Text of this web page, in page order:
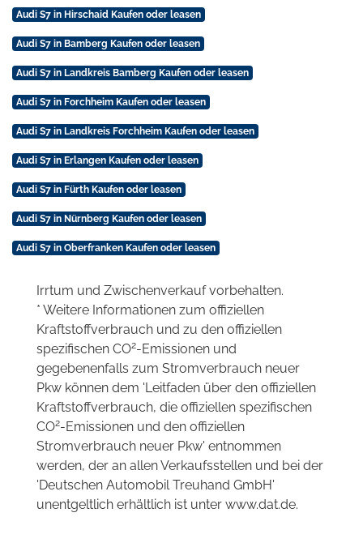
Audi S7 in Hirschaid Kaufen oder leasen
Audi S7 in Bamberg Kaufen oder leasen
Audi S7 in Landkreis Bamberg Kaufen oder leasen
Audi S7 in Forchheim Kaufen oder leasen
Audi S7 in Landkreis Forchheim Kaufen oder leasen
Audi S7 in Erlangen Kaufen oder leasen
Audi S7 in Fürth Kaufen oder leasen
Audi S7 in Nürnberg Kaufen oder leasen
Audi S7 in Oberfranken Kaufen oder leasen
Irrtum und Zwischenverkauf vorbehalten.
* Weitere Informationen zum offiziellen
Kraftstoffverbrauch und zu den offiziellen
spezifischen CO2-Emissionen und
gegebenenfalls zum Stromverbrauch neuer
Pkw können dem 'Leitfaden über den offiziellen
Kraftstoffverbrauch, die offiziellen spezifischen
CO2-Emissionen und den offiziellen
Stromverbrauch neuer Pkw' entnommen
werden, der an allen Verkaufsstellen und bei der
'Deutschen Automobil Treuhand GmbH'
unentgeltlich erhältlich ist unter www.dat.de.